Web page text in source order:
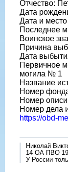
Отчество:
Дата
Дата и
Последнее
Воинское
Причина
Дата
Первичное
могила № 1
Название
Номер
Номер
Номер дела
https://obd-
Николай
14 ОА ПВО
У России